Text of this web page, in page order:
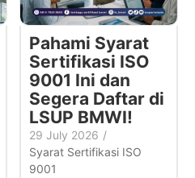
Pahami Syarat
Sertifikasi ISO
9001 Ini dan
Segera Daftar di
LSUP BMWI!
29 July 2026 /
Syarat Sertifikasi ISO
9001